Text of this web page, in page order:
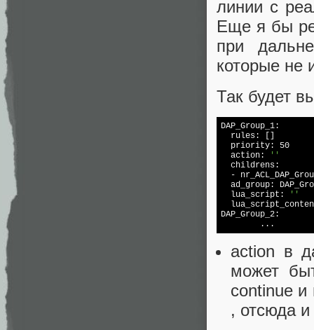
линии с
Еще я бы
при
которые не
Так будет
DAP_Group_1:
rules: []
priority: 50
action:
''
childrens:
-
ad_group:
lua_script:
''
DAP_Group_2:
	...
action в
может
continue и
, отсюда и